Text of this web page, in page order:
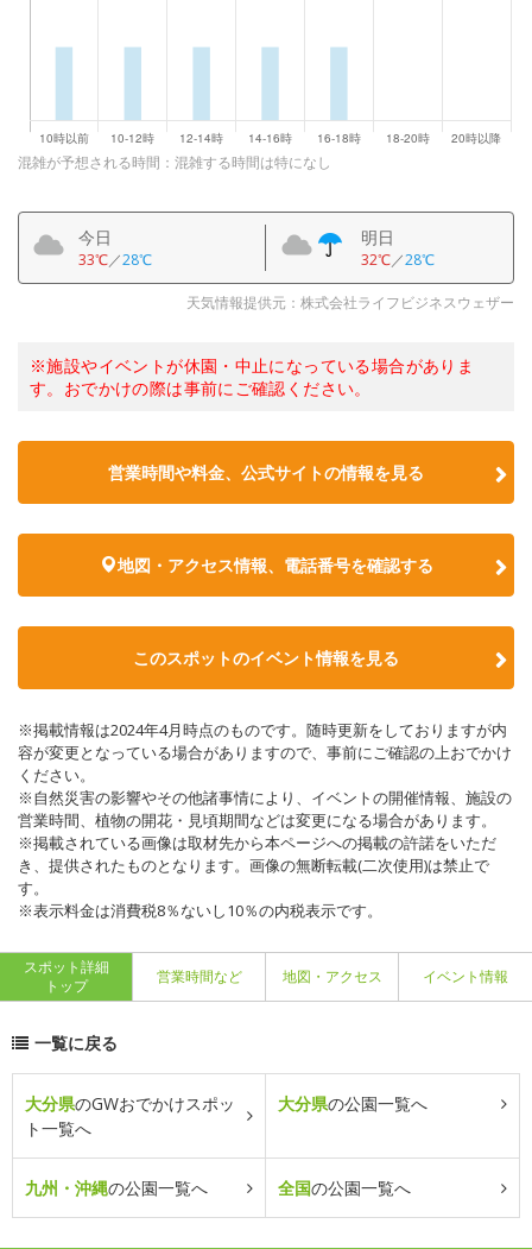
混雑が予想される時間：混雑する時間は特になし
今日
33℃／28℃
明日
32℃／28℃
天気情報提供元：株式会社ライフビジネスウェザー
※施設やイベントが休園・中止になっている場合がありま
す。おでかけの際は事前にご確認ください。
営業時間や料金、公式サイトの情報を見る
地図・アクセス情報、電話番号を確認する
このスポットのイベント情報を見る
※掲載情報は2024年4月時点のものです。随時更新をしておりますが内
容が変更となっている場合がありますので、事前にご確認の上おでかけ
ください。
※自然災害の影響やその他諸事情により、イベントの開催情報、施設の
営業時間、植物の開花・見頃期間などは変更になる場合があります。
※掲載されている画像は取材先から本ページへの掲載の許諾をいただ
き、提供されたものとなります。画像の無断転載(二次使用)は禁止で
す。
※表示料金は消費税8％ないし10％の内税表示です。
スポット詳細
トップ
営業時間など 地図・アクセス イベント情報
一覧に戻る
大分県のGWおでかけスポッ
ト一覧へ
大分県の公園一覧へ
九州・沖縄の公園一覧へ 全国の公園一覧へ